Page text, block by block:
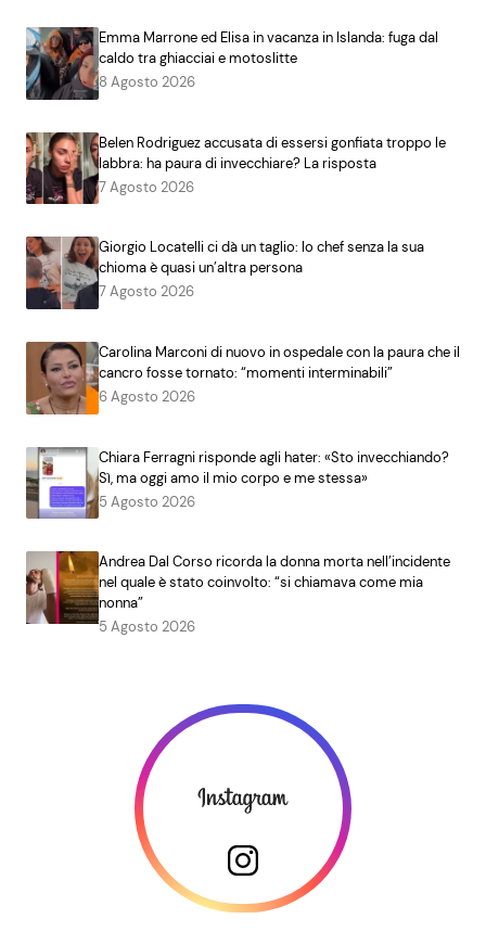
Emma Marrone ed Elisa in vacanza in Islanda: fuga dal
caldo tra ghiacciai e motoslitte
8 Agosto 2026
Belen Rodriguez accusata di essersi gonfiata troppo le
labbra: ha paura di invecchiare? La risposta
7 Agosto 2026
Giorgio Locatelli ci dà un taglio: lo chef senza la sua
chioma è quasi un’altra persona
7 Agosto 2026
Carolina Marconi di nuovo in ospedale con la paura che il
cancro fosse tornato: “momenti interminabili”
6 Agosto 2026
Chiara Ferragni risponde agli hater: «Sto invecchiando?
Sì, ma oggi amo il mio corpo e me stessa»
5 Agosto 2026
Andrea Dal Corso ricorda la donna morta nell’incidente
nel quale è stato coinvolto: “si chiamava come mia
nonna”
5 Agosto 2026